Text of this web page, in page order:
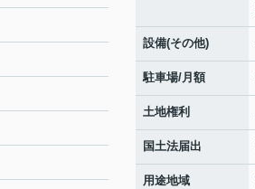
設備(その他)
駐車場/月額
土地権利
国土法届出
用途地域